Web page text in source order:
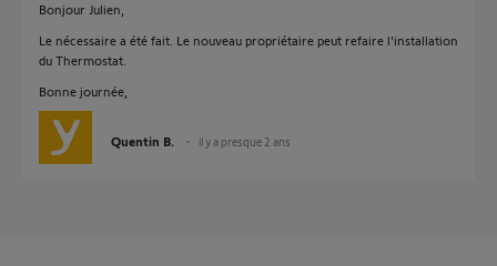
Bonjour Julien,
Le nécessaire a été fait. Le nouveau propriétaire peut refaire l'installation
du Thermostat.
Bonne journée,
Quentin B. il y a presque 2 ans